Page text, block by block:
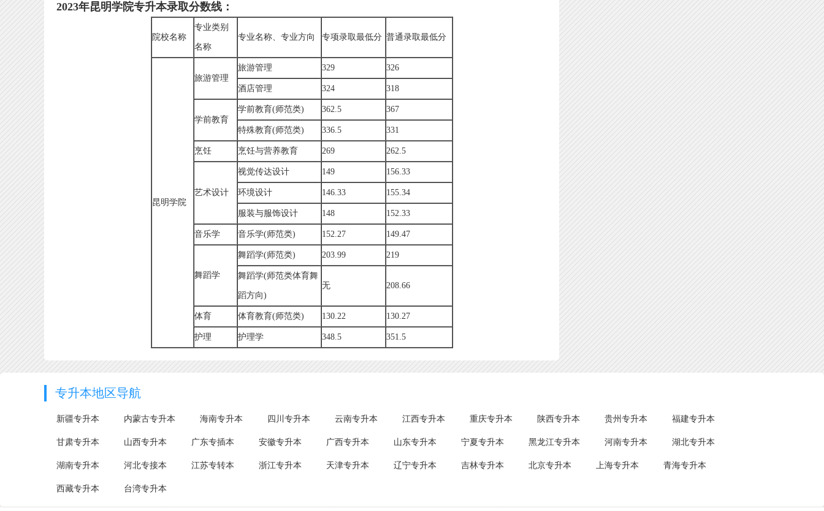
2023年昆明学院专升本录取分数线：
院校名称
专业类别
名称
专业名称、专业方向 专项录取最低分 普通录取最低分
昆明学院
旅游管理
旅游管理 329 326
酒店管理 324 318
学前教育
学前教育(师范类) 362.5 367
特殊教育(师范类) 336.5 331
烹饪 烹饪与营养教育 269 262.5
艺术设计
视觉传达设计 149 156.33
环境设计 146.33 155.34
服装与服饰设计 148 152.33
音乐学 音乐学(师范类) 152.27 149.47
舞蹈学
舞蹈学(师范类) 203.99 219
舞蹈学(师范类体育舞
蹈方向)
无 208.66
体育 体育教育(师范类) 130.22 130.27
护理 护理学 348.5 351.5
专升本地区导航
新疆专升本 内蒙古专升本 海南专升本 四川专升本 云南专升本 江西专升本 重庆专升本 陕西专升本 贵州专升本 福建专升本
甘肃专升本 山西专升本 广东专插本 安徽专升本 广西专升本 山东专升本 宁夏专升本 黑龙江专升本 河南专升本 湖北专升本
湖南专升本 河北专接本 江苏专转本 浙江专升本 天津专升本 辽宁专升本 吉林专升本 北京专升本 上海专升本 青海专升本
西藏专升本 台湾专升本